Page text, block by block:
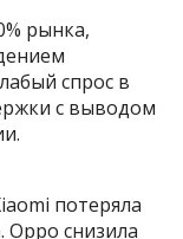
рынка,
спрос в
с выводом
потеряла
Oppo снизила